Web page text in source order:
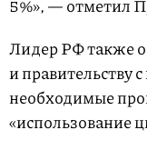
5%», — отметил
Лидер РФ также
и правительству
необходимые
«использование